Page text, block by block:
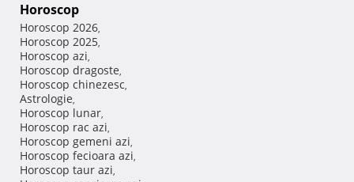
Horoscop
Horoscop 2026,
Horoscop 2025,
Horoscop azi,
Horoscop dragoste,
Horoscop chinezesc,
Astrologie,
Horoscop lunar,
Horoscop rac azi,
Horoscop gemeni azi,
Horoscop fecioara azi,
Horoscop taur azi,